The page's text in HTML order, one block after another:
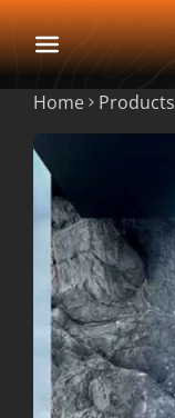
Home Products